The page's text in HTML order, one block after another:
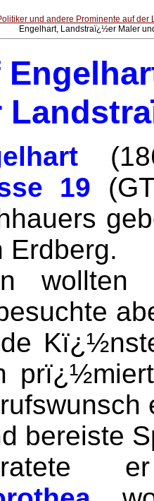
und andere Prominente auf
Engelhart, Landstraï¿½er Maler
19
Erdberg.
wollten
bereiste